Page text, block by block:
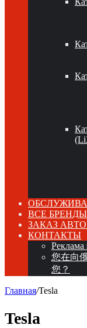
ВСЕ БРЕНДЫ
ЗАКАЗ
КОНТАКТЫ
Реклама
您在向
您？
Главная/Tesla
Tesla